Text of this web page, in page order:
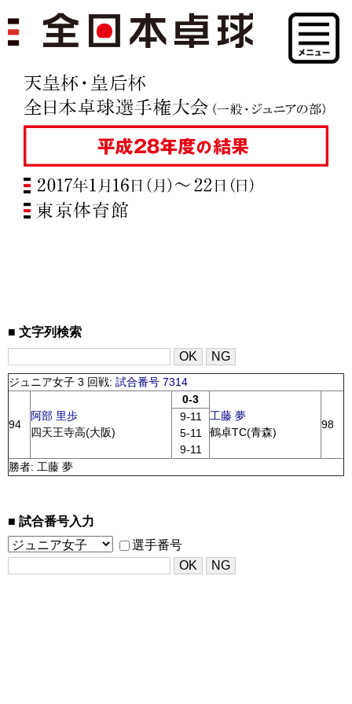
文字列検索
ジュニア女子 3 回戦: 試合番号 7314
94
阿部 里歩
四天王寺高(大阪)
0-3
工藤 夢
鶴卓TC(青森)
98
9-11
5-11
9-11
勝者: 工藤 夢
試合番号入力
選手番号